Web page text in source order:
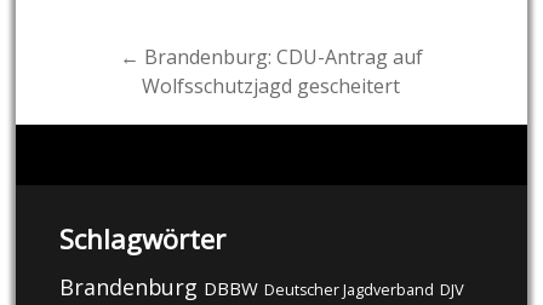
← Brandenburg: CDU-Antrag auf
Wolfsschutzjagd gescheitert
Schlagwörter
Brandenburg DBBW Deutscher Jagdverband DJV